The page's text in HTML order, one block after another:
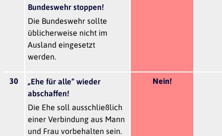
Bundeswehr stoppen!
Die Bundeswehr sollte
üblicherweise nicht im
Ausland eingesetzt
werden.
30
„Ehe für alle“ wieder
abschaffen!
Die Ehe soll ausschließlich
einer Verbindung aus Mann
und Frau vorbehalten sein.
Nein!